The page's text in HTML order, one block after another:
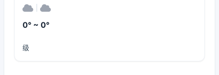
0° ~ 0°
级